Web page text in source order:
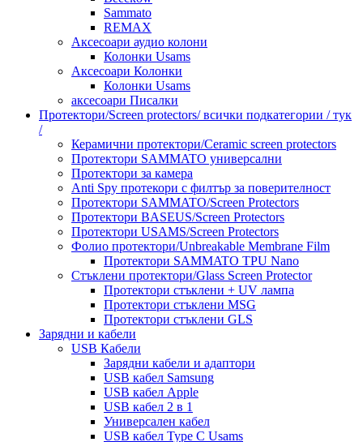
Sammato
REMAX
Аксесоари аудио колони
Колонки Usams
Аксесоари Колонки
Колонки Usams
аксесоари Писалки
Протектори/Screen protectors/ всички подкатегории / тук
/
Керамични протектори/Ceramic screen protectors
Протектори SAMMATO универсални
Протектори за камера
Anti Spy протекори с филтър за поверителност
Протектори SAMMATO/Screen Protectors
Протектори BASEUS/Screen Protectors
Протектори USAMS/Screen Protectors
Фолио протектори/Unbreakable Membrane Film
Протектори SAMMATO TPU Nano
Стъклени протектори/Glass Screen Protector
Протектори стъклени + UV лампа
Протектори стъклени MSG
Протектори стъклени GLS
Зарядни и кабели
USB Кабели
Зарядни кабели и адаптори
USB кабел Samsung
USB кабел Apple
USB кабел 2 в 1
Универсален кабел
USB кабел Type C Usams